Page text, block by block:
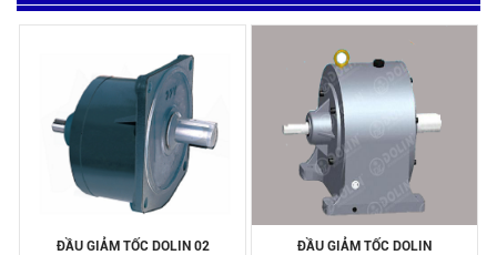
ĐẦU GIẢM TỐC DOLIN 02 ĐẦU GIẢM TỐC DOLIN